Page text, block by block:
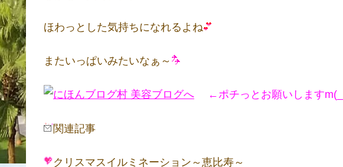
ほわっとした気持ちになれるよね
またいっぱいみたいなぁ～
←ポチっとお願いします
関連記事
クリスマスイルミネーション～恵比寿～